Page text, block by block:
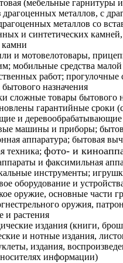
(мебельные гарнитуры
драгоценных металлов, с
металлов со
и синтетических
камни
и мотовелотовары,
мобильные средства
работ;
бытового назначения
сложные товары бытового
гарантийные сроки
и
машины и приборы;
аппаратура; бытовая
техника; фото- и
и факсимильная
инструменты;
оборудование и
оружие, основные части
оружия,
и растения
издания (книги,
и нотные издания,
издания,
информации)